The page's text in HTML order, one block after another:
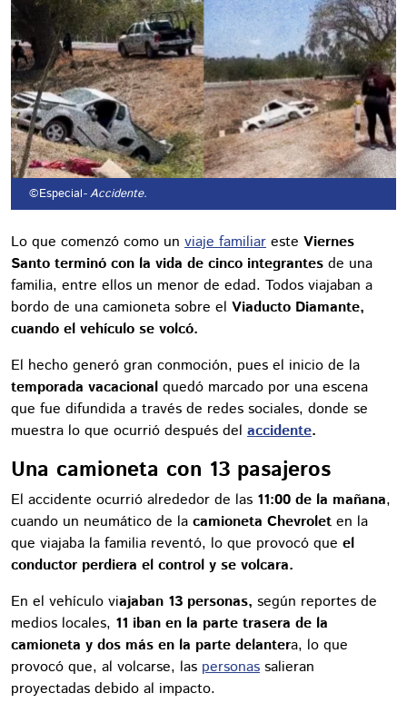
©Especial- Accidente.
Lo que comenzó como un viaje familiar este Viernes
Santo terminó con la vida de cinco integrantes de una
familia, entre ellos un menor de edad. Todos viajaban a
bordo de una camioneta sobre el Viaducto Diamante,
cuando el vehículo se volcó.
El hecho generó gran conmoción, pues el inicio de la
temporada vacacional quedó marcado por una escena
que fue difundida a través de redes sociales, donde se
muestra lo que ocurrió después del accidente.
Una camioneta con 13 pasajeros
El accidente ocurrió alrededor de las 11:00 de la mañana,
cuando un neumático de la camioneta Chevrolet en la
que viajaba la familia reventó, lo que provocó que el
conductor perdiera el control y se volcara.
En el vehículo viajaban 13 personas, según reportes de
medios locales, 11 iban en la parte trasera de la
camioneta y dos más en la parte delantera, lo que
provocó que, al volcarse, las personas salieran
proyectadas debido al impacto.